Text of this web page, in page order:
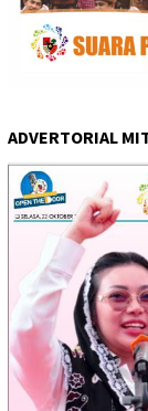
ADVERTORIAL